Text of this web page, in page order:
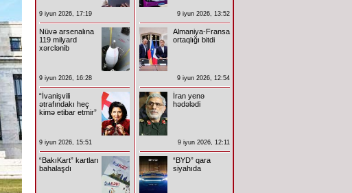
9 iyun 2026, 17:19
Nüvə arsenalına
119 milyard
xərclənib
9 iyun 2026, 16:28
“İvanişvili
ətrafındakı heç
kimə etibar etmir”
9 iyun 2026, 15:51
“BakıKart” kartları
bahalaşdı
9 iyun 2026, 13:52
Almaniya-Fransa
ortaqlığı bitdi
9 iyun 2026, 12:54
İran yenə
hədələdi
9 iyun 2026, 12:11
“BYD” qara
siyahıda